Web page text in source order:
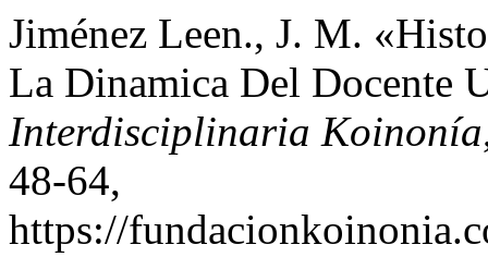
Jiménez Leen., J. M.
La Dinamica Del Docente
Interdisciplinaria Koinonía
48-64,
https://